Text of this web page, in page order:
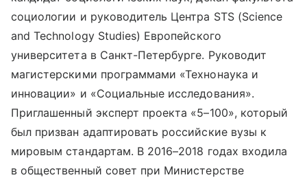
социологии и руководитель Центра STS (Science
and Technology Studies) Европейского
университета в Санкт-Петербурге. Руководит
магистерскими программами «Технонаука и
инновации» и «Социальные исследования».
Приглашенный эксперт проекта «5–100», который
был призван адаптировать российские вузы к
мировым стандартам. В 2016–2018 годах входила
в общественный совет при Министерстве